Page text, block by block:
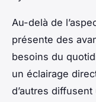
Au-delà de
présente des
besoins du
un éclairage
d’autres diffusent